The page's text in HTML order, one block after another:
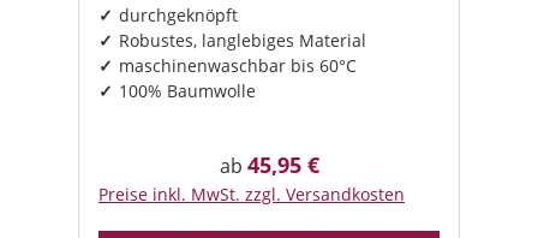
durchgeknöpft
Robustes, langlebiges Material
maschinenwaschbar bis 60°C
100% Baumwolle
Regulärer Preis:
ab 45,95 €
Preise inkl. MwSt. zzgl. Versandkosten